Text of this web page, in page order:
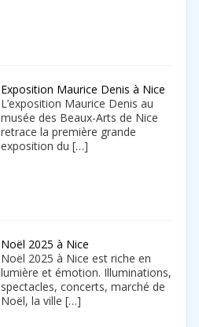
Exposition Maurice Denis à Nice
L’exposition Maurice Denis au
musée des Beaux-Arts de Nice
retrace la première grande
exposition du […]
Noël 2025 à Nice
Noël 2025 à Nice est riche en
lumière et émotion. Illuminations,
spectacles, concerts, marché de
Noël, la ville […]